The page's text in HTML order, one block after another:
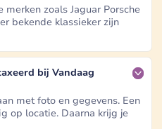
zoals Jaguar Porsche
bekende klassieker zijn
bij Vandaag
met foto en gegevens. Een
op locatie. Daarna krijg je